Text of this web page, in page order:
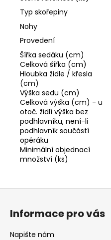
Typ skořepiny
Nohy
Provedení
Šířka sedáku (cm)
Celková šířka (cm)
Hloubka židle / křesla
(cm)
Výška sedu (cm)
Celková výška (cm) - u
otoč. židlí výška bez
podhlavníku, není-li
podhlavník součástí
opěráku
Minimální objednací
množství (ks)
Z
Informace pro vás
Napište nám